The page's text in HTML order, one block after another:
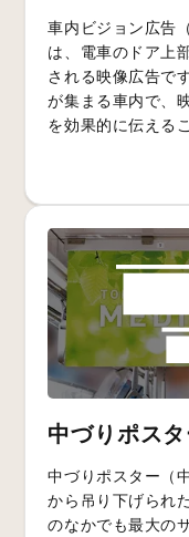
車内ビジョン広告
は、電車のドア上
される映像広告で
が集まる車内で、
を効果的に伝える
中づりポスタ
中づりポスター（
から吊り下げられ
のなかでも最大の